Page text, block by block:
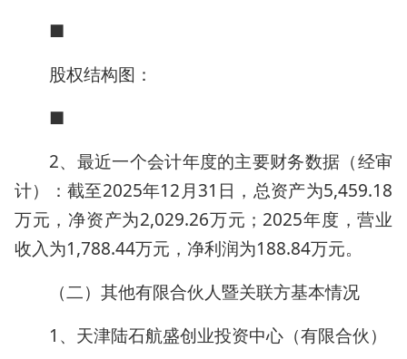
■
股权结构图：
■
2、最近一个会计年度的主要财务数据（经审
计）：截至2025年12月31日，总资产为5,459.18
万元，净资产为2,029.26万元；2025年度，营业
收入为1,788.44万元，净利润为188.84万元。
（二）其他有限合伙人暨关联方基本情况
1、天津陆石航盛创业投资中心（有限合伙）